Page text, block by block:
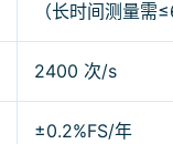
（长时间测量
2400 次/s
±0.2%FS/年